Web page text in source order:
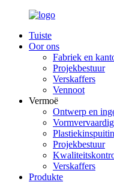
Tuiste
Oor ons
Fabriek en
Projekbestuur
Verskaffers
Vennoot
Vermoë
Ontwerp en
Projekbestuur
Verskaffers
Produkte